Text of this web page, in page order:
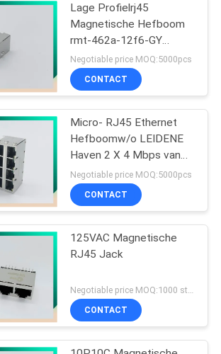
Lage Profielrj45
Magnetische Hefboom
rmt-462a-12f6-GY
MIC3801D-5166
Negotiable price MOQ:5000pcs
CONTACT
Micro- RJ45 Ethernet
Hefboomw/o LEIDENE
Haven 2 X 4 Mbps van
PHC 10/100/1000
Negotiable price MOQ:5000pcs
CONTACT
125VAC Magnetische
RJ45 Jack
CONTACT